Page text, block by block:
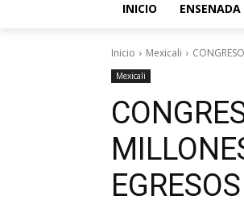
INICIO ENSENADA
Inicio Mexicali
Mexicali
EGRESOS